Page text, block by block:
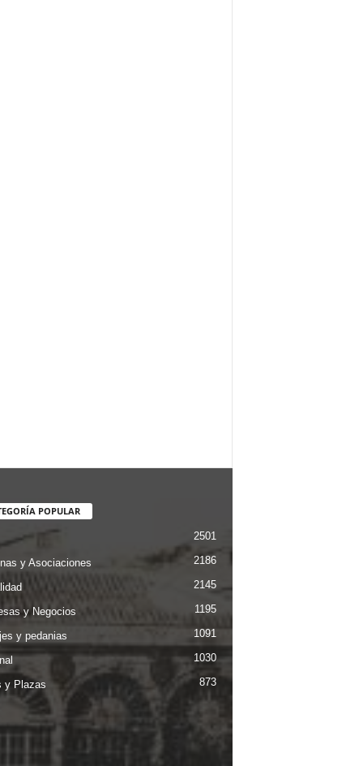
POPULAR
2501
y Asociaciones 2186
2145
y Negocios 1195
y pedanias 1091
1030
y Plazas 873